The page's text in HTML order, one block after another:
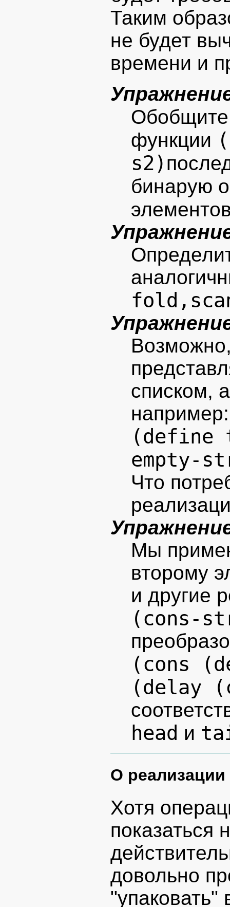
Таким
не будет
времени и
функции
s2)
бинарую
списком,
например:
(define
empty-
Что
Мы
второму
и другие
(cons-
(cons
(delay
head и
О реализации
Хотя
показаться
довольно
"упаковать"